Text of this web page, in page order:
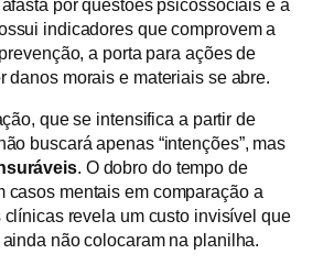
por questões psicossociais e a
indicadores que comprovem a
a porta para ações de
danos morais e materiais se abre.
que se intensifica a partir de
buscará apenas “intenções”, mas
. O dobro do tempo de
casos mentais em comparação a
clínicas revela um custo invisível que
não colocaram na planilha.